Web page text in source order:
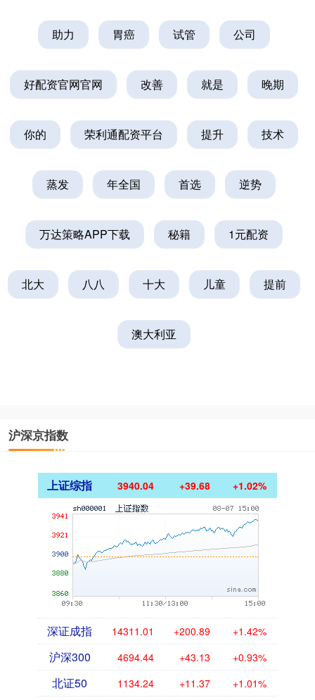
助力 胃癌 试管 公司
好配资官网官网 改善 就是 晚期
你的 荣利通配资平台 提升 技术
蒸发 年全国 首选 逆势
万达策略APP下载 秘籍 1元配资
北大 八八 十大 儿童 提前
澳大利亚
沪深京指数
上证综指 3940.04 +39.68 +1.02%
深证成指 14311.01 +200.89 +1.42%
沪深300 4694.44 +43.13 +0.93%
北证50 1134.24 +11.37 +1.01%